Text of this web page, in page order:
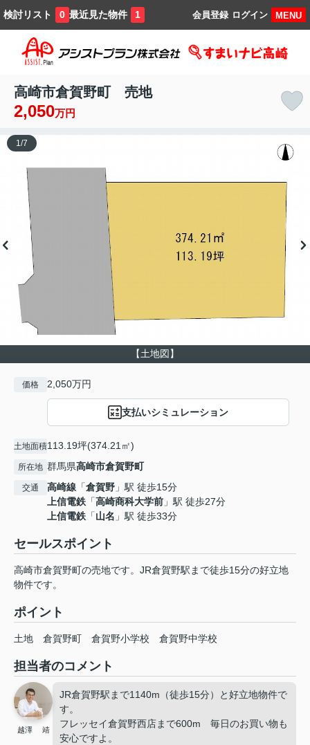
検討リスト 0 最近見た物件 1 MENU
ログイン
会員登録
高崎市倉賀野町 売地
2,050万円
【土地図】
1 /7
価格 2,050万円
支払いシミュレーション
土地面積113.19坪(374.21㎡)
所在地 群馬県高崎市倉賀野町
交通 高崎線 「倉賀野 」駅 徒歩15分
上信電鉄 「高崎商科大学前 」駅 徒歩27分
上信電鉄 「山名 」駅 徒歩33分
セールスポイント
高崎市倉賀野町の売地です。JR倉賀野駅まで徒歩15分の好立地
物件です。
ポイント
土地 倉賀野町 倉賀野小学校 倉賀野中学校
担当者のコメント
越澤 靖
JR倉賀野駅まで1140m（徒歩15分）と好立地物件で
す。
フレッセイ倉賀野西店まで600m 毎日のお買い物も
安心ですよ。